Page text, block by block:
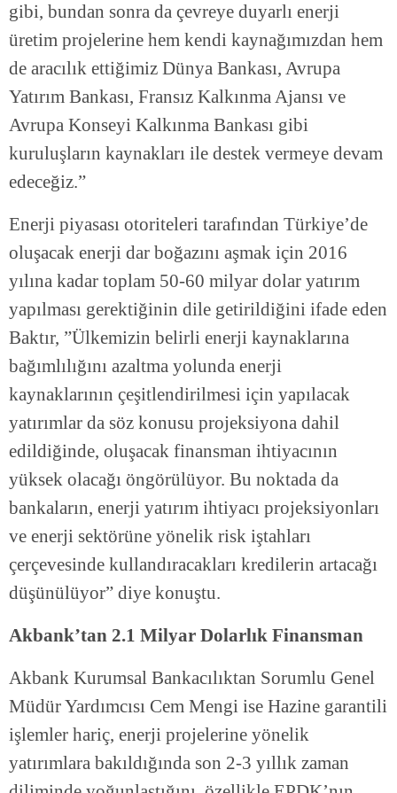
gibi, bundan sonra da çevreye duyarlı enerji
üretim projelerine hem kendi kaynağımızdan hem
de aracılık ettiğimiz Dünya Bankası, Avrupa
Yatırım Bankası, Fransız Kalkınma Ajansı ve
Avrupa Konseyi Kalkınma Bankası gibi
kuruluşların kaynakları ile destek vermeye devam
edeceğiz.”
Enerji piyasası otoriteleri tarafından Türkiye’de
oluşacak enerji dar boğazını aşmak için 2016
yılına kadar toplam 50-60 milyar dolar yatırım
yapılması gerektiğinin dile getirildiğini ifade eden
Baktır, ”Ülkemizin belirli enerji kaynaklarına
bağımlılığını azaltma yolunda enerji
kaynaklarının çeşitlendirilmesi için yapılacak
yatırımlar da söz konusu projeksiyona dahil
edildiğinde, oluşacak finansman ihtiyacının
yüksek olacağı öngörülüyor. Bu noktada da
bankaların, enerji yatırım ihtiyacı projeksiyonları
ve enerji sektörüne yönelik risk iştahları
çerçevesinde kullandıracakları kredilerin artacağı
düşünülüyor” diye konuştu.
Akbank’tan 2.1 Milyar Dolarlık Finansman
Akbank Kurumsal Bankacılıktan Sorumlu Genel
Müdür Yardımcısı Cem Mengi ise Hazine garantili
işlemler hariç, enerji projelerine yönelik
yatırımlara bakıldığında son 2-3 yıllık zaman